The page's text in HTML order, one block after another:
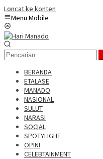
Loncat ke konten
Menu Mobile
BERANDA
ETALASE
MANADO
NASIONAL
SULUT
NARASI
SOCIAL
SPOTYLIGHT
OPINI
CELEBTAINMENT